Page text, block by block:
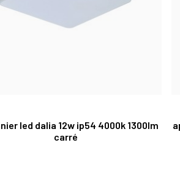
led dalia 12w ip54 4000k 1300lm
carré